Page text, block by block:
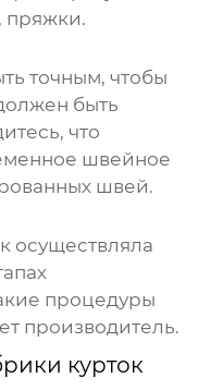
пряжки.
точным, чтобы
быть
что
швейное
швей.
осуществляла
процедуры
производитель.
курток